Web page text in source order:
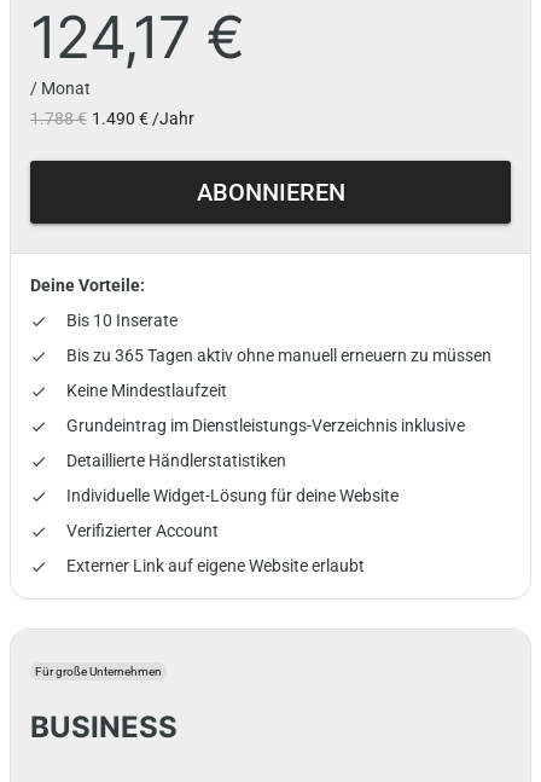
124,17 €
/ Monat
1.788 € 1.490 € /Jahr
ABONNIEREN
Deine Vorteile:
done Bis 10 Inserate
done Bis zu 365 Tagen aktiv ohne manuell erneuern zu müssen
done Keine Mindestlaufzeit
done Grundeintrag im Dienstleistungs-Verzeichnis inklusive
done Detaillierte Händlerstatistiken
done Individuelle Widget-Lösung für deine Website
done Verifizierter Account
done Externer Link auf eigene Website erlaubt
Für große Unternehmen
BUSINESS